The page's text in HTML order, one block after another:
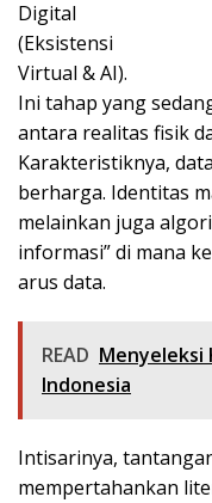
Digital
(Eksistensi
Virtual & AI).
Ini tahap yang
antara realitas fisik
Karakteristiknya,
berharga. Identitas
melainkan juga
informasi” di mana
arus data.
READ Menyeleksi
Indonesia
Intisarinya,
mempertahankan